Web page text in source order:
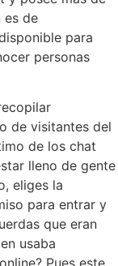
es de
para
personas
de visitantes del
de los chat
lleno de gente
eliges la
para entrar y
que eran
usaba